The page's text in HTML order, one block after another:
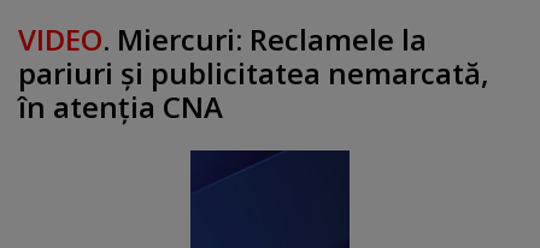
VIDEO. Miercuri: Reclamele la
pariuri şi publicitatea nemarcată,
în atenţia CNA